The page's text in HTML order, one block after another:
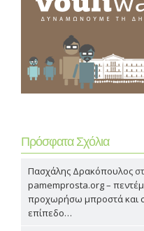
Πρόσφατα Σχόλια
Πασχάλης Δρακόπουλος
pamemprosta.org –
προχωρήσω μπροστά και
επίπεδο…